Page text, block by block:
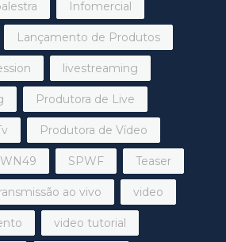
Infomercial
Lançamento de Produtos
livestreaming
Produtora de Live
Produtora de Vídeo
SPWF Teaser
ao vivo video
video tutorial